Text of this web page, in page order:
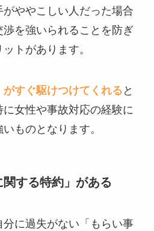
ややこしい人だった場合
を強いられることを防ぎ
トがあります。
がすぐ駆けつけてくれる と
女性や事故対応の経験に
ものとなります。
関する特約」がある
に過失がない「もらい事